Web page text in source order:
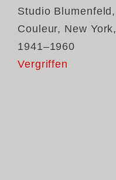
Studio Blumenfeld,
Couleur, New York,
1941–1960
Vergriffen